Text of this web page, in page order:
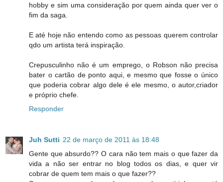
hobby e sim uma consideração por quem ainda quer ver o
fim da saga.
E até hoje não entendo como as pessoas querem controlar
qdo um artista terá inspiração.
Crepusculinho não é um emprego, o Robson não precisa
bater o cartão de ponto aqui, e mesmo que fosse o único
que poderia cobrar algo dele é ele mesmo, o autor,criador
e próprio chefe.
Responder
Juh Sutti 22 de março de 2011 às 18:48
Gente que absurdo?? O cara não tem mais o que fazer da
vida a não ser entrar no blog todos os dias, e quer vir
cobrar de quem tem mais o que fazer??